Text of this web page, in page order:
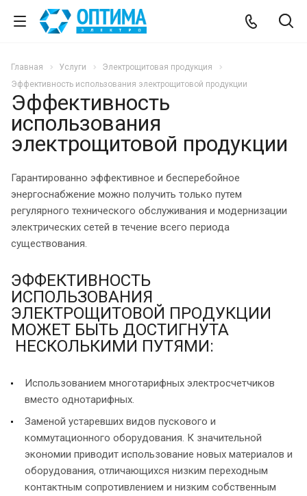
Главная Услуги
Электрощитовая продукция
Эффективность использования электрощитовой продукции
Эффективность
использования
электрощитовой продукции
Гарантированно эффективное и бесперебойное
энергоснабжение можно получить только путем
регулярного технического обслуживания и модернизации
электрических сетей в течение всего периода
существования.
ЭФФЕКТИВНОСТЬ
ИСПОЛЬЗОВАНИЯ
ЭЛЕКТРОЩИТОВОЙ ПРОДУКЦИИ
МОЖЕТ БЫТЬ ДОСТИГНУТА
НЕСКОЛЬКИМИ ПУТЯМИ:
Использованием многотарифных электросчетчиков
вместо однотарифных.
Заменой устаревших видов пускового и
коммутационного оборудования. К значительной
экономии приводит использование новых материалов и
оборудования, отличающихся низким переходным
контактным сопротивлением и низким собственным